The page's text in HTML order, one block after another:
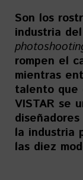
Son los
industria
rompen el
mientras
talento que
VISTAR se
la industria
las diez